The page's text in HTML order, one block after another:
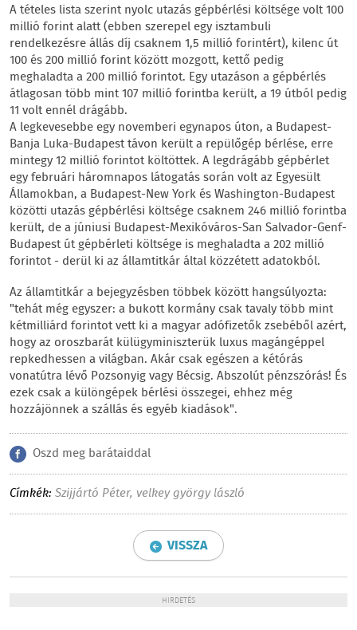
A tételes lista szerint nyolc utazás gépbérlési költsége volt 100
millió forint alatt (ebben szerepel egy isztambuli
rendelkezésre állás díj csaknem 1,5 millió forintért), kilenc út
100 és 200 millió forint között mozgott, kettő pedig
meghaladta a 200 millió forintot. Egy utazáson a gépbérlés
átlagosan több mint 107 millió forintba került, a 19 útból pedig
11 volt ennél drágább.
A legkevesebbe egy novemberi egynapos úton, a Budapest-
Banja Luka-Budapest távon került a repülőgép bérlése, erre
mintegy 12 millió forintot költöttek. A legdrágább gépbérlet
egy februári háromnapos látogatás során volt az Egyesült
Államokban, a Budapest-New York és Washington-Budapest
közötti utazás gépbérlési költsége csaknem 246 millió forintba
került, de a júniusi Budapest-Mexikóváros-San Salvador-Genf-
Budapest út gépbérleti költsége is meghaladta a 202 millió
forintot - derül ki az államtitkár által közzétett adatokból.
Az államtitkár a bejegyzésben többek között hangsúlyozta:
"tehát még egyszer: a bukott kormány csak tavaly több mint
kétmilliárd forintot vett ki a magyar adófizetők zsebéből azért,
hogy az oroszbarát külügyminiszterük luxus magángéppel
repkedhessen a világban. Akár csak egészen a kétórás
vonatútra lévő Pozsonyig vagy Bécsig. Abszolút pénzszórás! És
ezek csak a különgépek bérlési összegei, ehhez még
hozzájönnek a szállás és egyéb kiadások".
Oszd meg barátaiddal
Címkék: Szijjártó Péter, velkey györgy lászló
VISSZA
HIRDETÉS